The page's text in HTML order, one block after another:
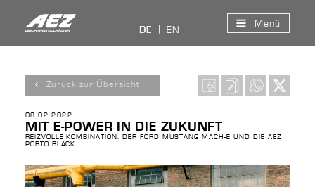
DE EN
Menü
Zurück zur Übersicht
08.02.2022
MIT E-POWER IN DIE ZUKUNFT
REIZVOLLE KOMBINATION: DER FORD MUSTANG MACH-E UND DIE AEZ
PORTO BLACK